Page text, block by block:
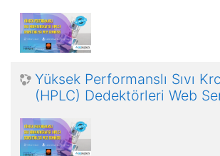
Yüksek Performanslı Sıvı
(HPLC) Dedektörleri Web